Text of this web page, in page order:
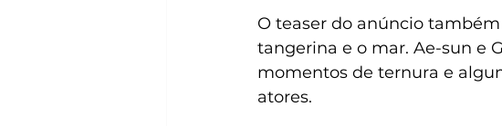
O teaser do anúncio
tangerina e o mar. Ae-sun e
momentos de ternura e
atores.